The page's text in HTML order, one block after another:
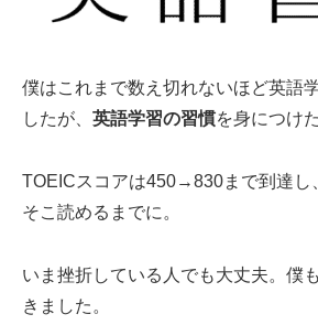
僕はこれまで数え切れないほど英語
したが、 英語学習の習慣を身につけ
TOEICスコアは450→830まで到達し
そこ読めるまでに。
いま挫折している人でも大丈夫。僕
きました。